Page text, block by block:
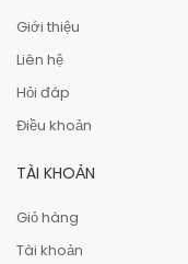
Giới thiệu
Liên hệ
Hỏi đáp
Điều khoản
TÀI KHOẢN
Giỏ hàng
Tài khoản